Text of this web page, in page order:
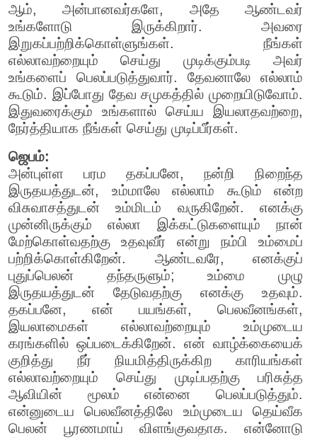
ஆம், அன்பானவர்களே, அதே ஆண்டவர்
உங்களோடு இருக்கிறார். அவரை
இறுகப்பற்றிக்கொள்ளுங்கள். நீங்கள்
எல்லாவற்றையும் செய்து முடிக்கும்படி அவர்
உங்களைப் பெலப்படுத்துவார். தேவனாலே எல்லாம்
கூடும். இப்போது தேவ சமுகத்தில் முறையிடுவோம்.
இதுவரைக்கும் உங்களால் செய்ய இயலாதவற்றை,
நேர்த்தியாக நீங்கள் செய்து முடிப்பீர்கள்.
ஜெபம்:
அன்புள்ள பரம தகப்பனே, நன்றி நிறைந்த
இருதயத்துடன், உம்மாலே எல்லாம் கூடும் என்ற
விசுவாசத்துடன் உம்மிடம் வருகிறேன். எனக்கு
முன்னிருக்கும் எல்லா இக்கட்டுகளையும் நான்
மேற்கொள்வதற்கு உதவுவீர் என்று நம்பி உம்மைப்
பற்றிக்கொள்கிறேன். ஆண்டவரே, எனக்குப்
புதுப்பெலன் தந்தருளும்; உம்மை முழு
இருதயத்துடன் தேடுவதற்கு எனக்கு உதவும்.
தகப்பனே, என் பயங்கள், பெலவீனங்கள்,
இயலாமைகள் எல்லாவற்றையும் உம்முடைய
கரங்களில் ஒப்படைக்கிறேன். என் வாழ்க்கையைக்
குறித்து நீர் நியமித்திருக்கிற காரியங்கள்
எல்லாவற்றையும் செய்து முடிப்பதற்கு பரிசுத்த
ஆவியின் மூலம் என்னை பெலப்படுத்தும்.
என்னுடைய பெலவீனத்திலே உம்முடைய தெய்வீக
பெலன் பூரணமாய் விளங்குவதாக. என்னோடு